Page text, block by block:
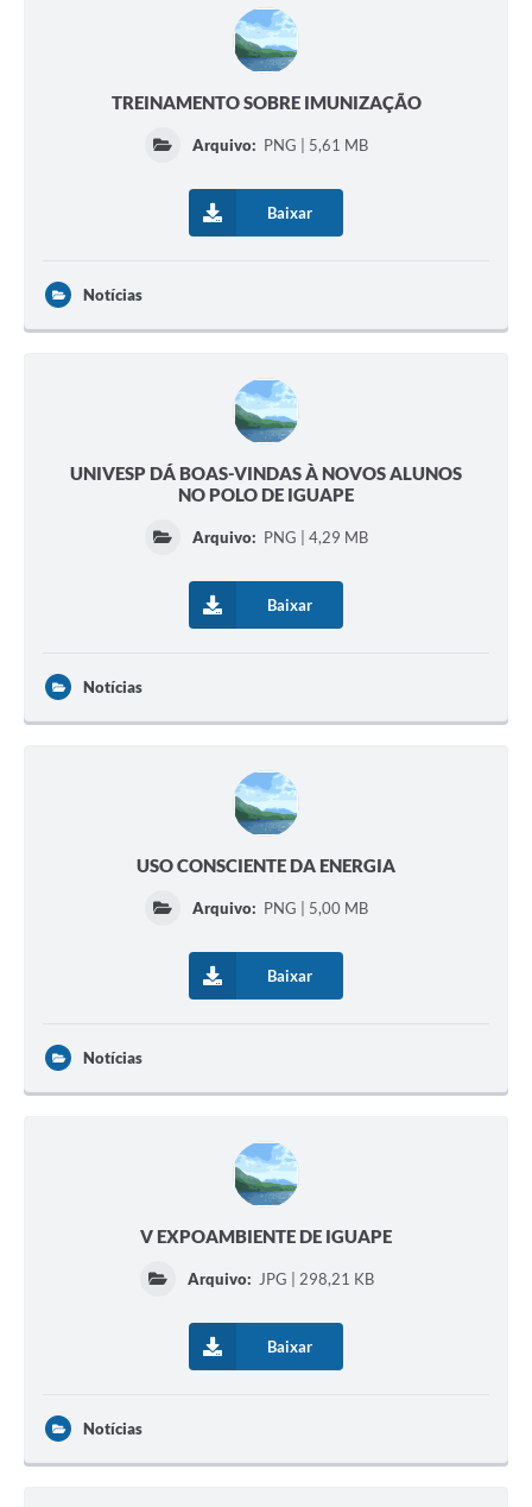
TREINAMENTO SOBRE IMUNIZAÇÃO
Arquivo: PNG | 5,61 MB
Baixar
Notícias
UNIVESP DÁ BOAS-VINDAS À NOVOS ALUNOS
NO POLO DE IGUAPE
Arquivo: PNG | 4,29 MB
Baixar
Notícias
USO CONSCIENTE DA ENERGIA
Arquivo: PNG | 5,00 MB
Baixar
Notícias
V EXPOAMBIENTE DE IGUAPE
Arquivo: JPG | 298,21 KB
Baixar
Notícias